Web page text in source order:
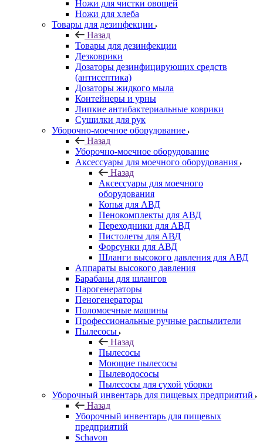
Ножи для чистки овощей
Ножи для хлеба
Товары для дезинфекции
Назад
Товары для дезинфекции
Дезковрики
Дозаторы дезинфицирующих средств
(антисептика)
Дозаторы жидкого мыла
Контейнеры и урны
Липкие антибактериальные коврики
Сушилки для рук
Уборочно-моечное оборудование
Назад
Уборочно-моечное оборудование
Аксессуары для моечного оборудования
Назад
Аксессуары для моечного
оборудования
Копья для АВД
Пенокомплекты для АВД
Переходники для АВД
Пистолеты для АВД
Форсунки для АВД
Шланги высокого давления для АВД
Аппараты высокого давления
Барабаны для шлангов
Парогенераторы
Пеногенераторы
Поломоечные машины
Профессиональные ручные распылители
Пылесосы
Назад
Пылесосы
Моющие пылесосы
Пылеводососы
Пылесосы для сухой уборки
Уборочный инвентарь для пищевых предприятий
Назад
Уборочный инвентарь для пищевых
предприятий
Schavon